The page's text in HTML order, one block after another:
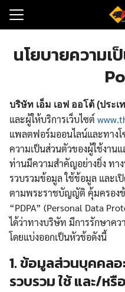
Skip
อรี่รถยนต์
มและข่าว
จำหน่าย
บเรา
for:
นโยบายความ
บริษัท เอ็ม เอฟ ออโต้ (ประเ
และผู้ให้บริการเว็บไซต์
แพลตฟอร์มออนไลน์และทาง
ความเป็นส่วนตัวของผู้ใช้งาน
ท่านมีความสำคัญอย่างยิ่ง ทา
รวบรวมข้อมูล ใช้ข้อมูล และ
ตามพระราชบัญญัติ คุ้มครอง
“PDPA” (Personal Data
ได้ว่าทางบริษัท มีการรักษาค
โดยแบ่งออกเป็นหัวข้อดังนี้
1.ข้อมูลส่วนบุคคลอ
รวบรวม ใช้ และ/หรื